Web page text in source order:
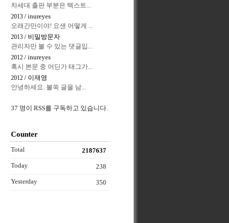
차세대 출판 부분은 텍스트...
2013 / inureyes
오래간만이야! 요샌 어떻게 ...
2013 / 비밀방문자
관리자만 볼 수 있는 댓글입...
2012 / inureyes
혹시 본문 중 어딘가 태그가...
2012 / 이재영
안녕하세요. 불쑥 글을 남...
37 명이 RSS를 구독하고 있습니다.
Counter
Total 2187637
Today 238
Yesterday 350